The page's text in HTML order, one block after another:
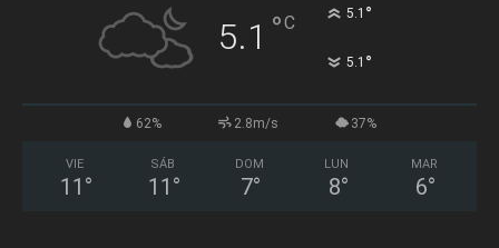
5.1 °C 5.1 °
5.1 °
62% 2.8m/s 37%
VIE
11 °
SÁB
11 °
DOM
7°
LUN
8°
MAR
6°